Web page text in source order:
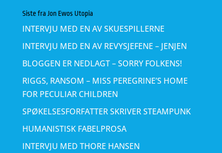
Siste fra Jon Ewos Utopia
INTERVJU MED EN AV SKUESPILLERNE
INTERVJU MED EN AV REVYSJEFENE – JENJEN
BLOGGEN ER NEDLAGT – SORRY FOLKENS!
RIGGS, RANSOM – MISS PEREGRINE’S HOME
FOR PECULIAR CHILDREN
SPØKELSESFORFATTER SKRIVER STEAMPUNK
HUMANISTISK FABELPROSA
INTERVJU MED THORE HANSEN